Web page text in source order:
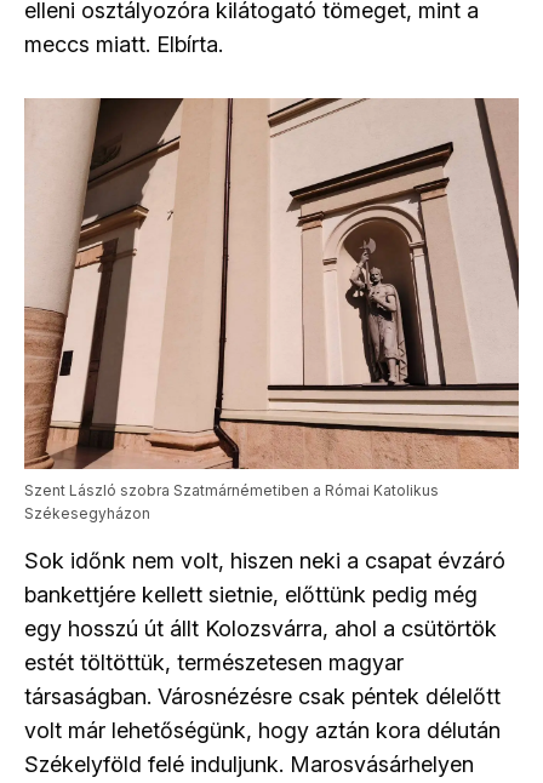
elleni osztályozóra kilátogató tömeget, mint a
meccs miatt. Elbírta.
Szent László szobra Szatmárnémetiben a Római Katolikus
Székesegyházon
Sok időnk nem volt, hiszen neki a csapat évzáró
bankettjére kellett sietnie, előttünk pedig még
egy hosszú út állt Kolozsvárra, ahol a csütörtök
estét töltöttük, természetesen magyar
társaságban. Városnézésre csak péntek délelőtt
volt már lehetőségünk, hogy aztán kora délután
Székelyföld felé induljunk. Marosvásárhelyen